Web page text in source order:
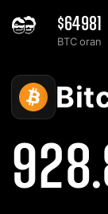
$64981
BTC oran
Bitcoin BTC Ağ